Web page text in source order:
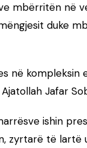
mbërritën në
duke
në kompleksin
Jafar
ishin
zyrtarë të lartë